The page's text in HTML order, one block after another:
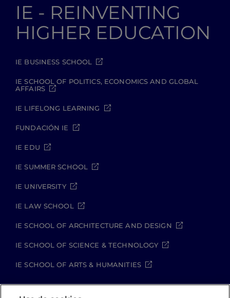
IE - REINVENTING
HIGHER EDUCATION
IE BUSINESS SCHOOL
IE SCHOOL OF POLITICS, ECONOMICS AND GLOBAL
AFFAIRS
IE LIFELONG LEARNING
FUNDACIÓN IE
IE EDU
IE SUMMER SCHOOL
IE UNIVERSITY
IE LAW SCHOOL
IE SCHOOL OF ARCHITECTURE AND DESIGN
IE SCHOOL OF SCIENCE & TECHNOLOGY
IE SCHOOL OF ARTS & HUMANITIES